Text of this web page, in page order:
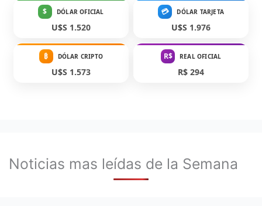
$ DÓLAR OFICIAL
U$S 1.520
💳 DÓLAR TARJETA
U$S 1.976
₿ DÓLAR CRIPTO
U$S 1.573
R$ REAL OFICIAL
R$ 294
Noticias mas leídas de la Semana